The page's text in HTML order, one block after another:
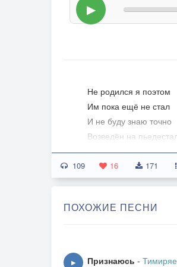
▶
Не родился я поэтом
Им пока ещё не стал
И не буду знаю точно
Возведён на
Рифмовать прикольно
А потом спеть от
Но уж очень хороши
Песня словно дочь
109 16 171
ПОХОЖИЕ ПЕСНИ
▶ Признаюсь -